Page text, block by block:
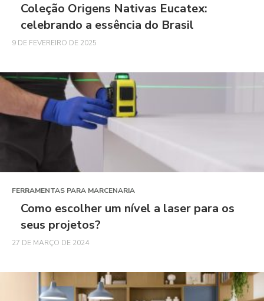
Coleção Origens Nativas Eucatex:
celebrando a essência do Brasil
9 DE FEVEREIRO DE 2025
FERRAMENTAS PARA MARCENARIA
Como escolher um nível a laser para os
seus projetos?
27 DE MARÇO DE 2024